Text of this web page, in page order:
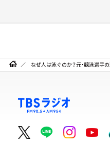
なぜ人は泳ぐのか？元・競泳選手